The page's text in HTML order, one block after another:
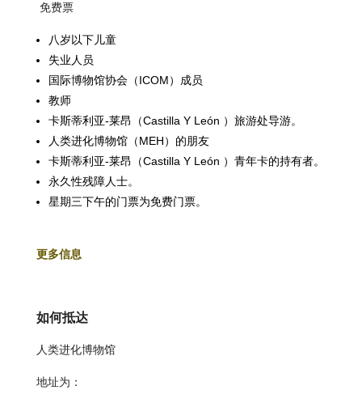
免费票
八岁以下儿童
失业人员
国际博物馆协会（ICOM）成员
教师
卡斯蒂利亚-莱昂（Castilla Y León ）旅游处导游。
人类进化博物馆（MEH）的朋友
卡斯蒂利亚-莱昂（Castilla Y León ）青年卡的持有者。
永久性残障人士。
星期三下午的门票为免费门票。
更多信息
如何抵达
人类进化博物馆
地址为：